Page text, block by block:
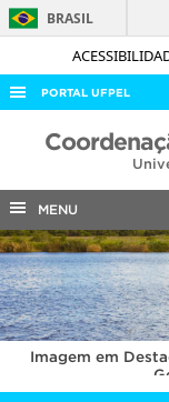
BRASIL
PORTAL UFPEL
ACESSO À
COBALTO
CONCURSOS
EDITAIS
INTERNACIONAL
OUVIDORIA
PORTARIAS
MENU
Imagem em